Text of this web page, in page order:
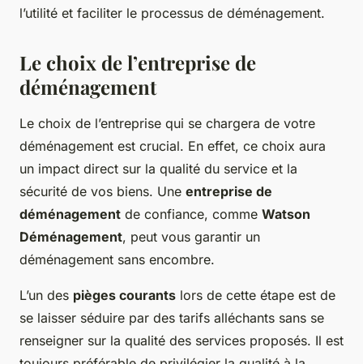
l’utilité et faciliter le processus de déménagement.
Le choix de l’entreprise de
déménagement
Le choix de l’entreprise qui se chargera de votre
déménagement est crucial. En effet, ce choix aura
un impact direct sur la qualité du service et la
sécurité de vos biens. Une entreprise de
déménagement de confiance, comme Watson
Déménagement, peut vous garantir un
déménagement sans encombre.
L’un des pièges courants lors de cette étape est de
se laisser séduire par des tarifs alléchants sans se
renseigner sur la qualité des services proposés. Il est